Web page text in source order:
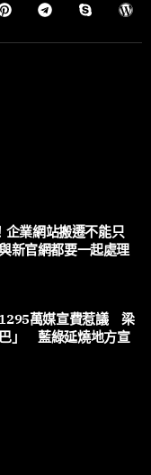
企業網站搬遷不能只
新官網都要一起處理
萬媒宣費惹議 梁
」 藍綠延燒地方宣